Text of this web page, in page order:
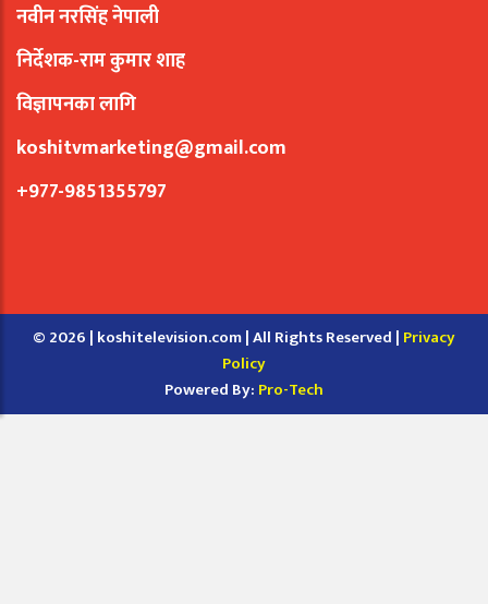
नवीन नरसिंह नेपाली
निर्देशक-राम कुमार शाह
विज्ञापनका लागि
koshitvmarketing@gmail.com
+977-9851355797
© 2026 | koshitelevision.com | All Rights Reserved | Privacy
Policy
Powered By: Pro-Tech